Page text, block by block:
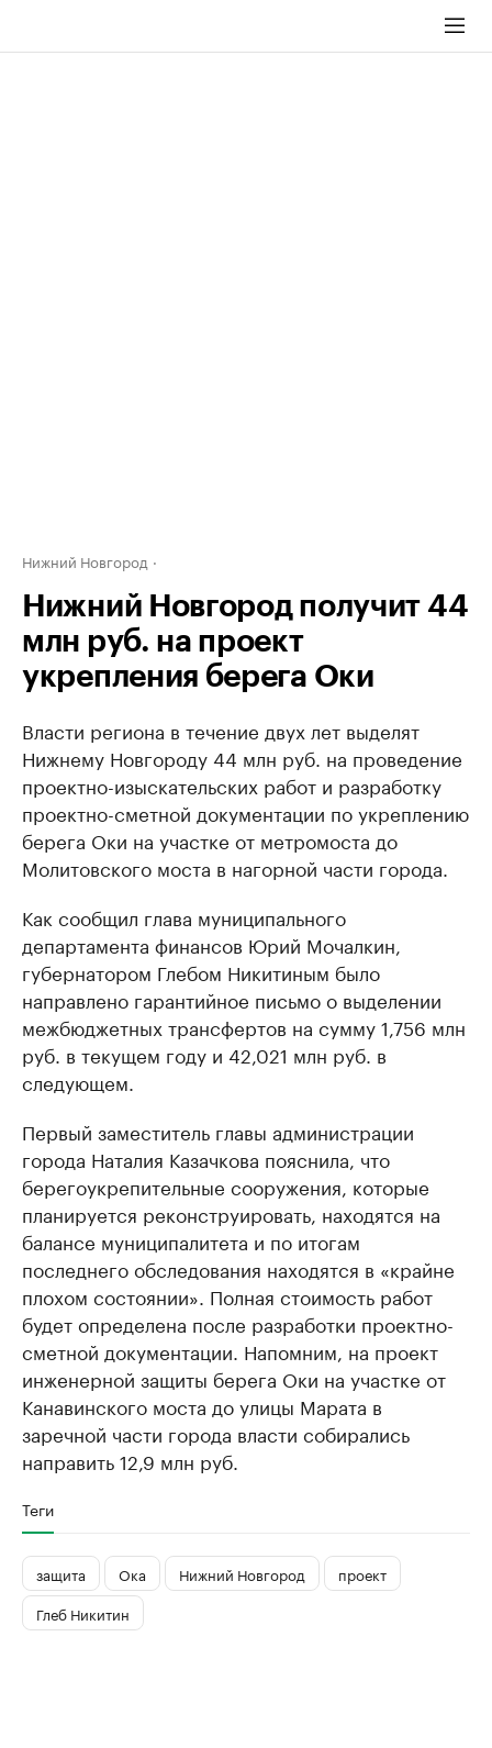
Нижний Новгород
Нижний Новгород получит 44
млн руб. на проект
укрепления берега Оки
Власти региона в течение двух лет выделят
Нижнему Новгороду 44 млн руб. на проведение
проектно-изыскательских работ и разработку
проектно-сметной документации по укреплению
берега Оки на участке от метромоста до
Молитовского моста в нагорной части города.
Как сообщил глава муниципального
департамента финансов Юрий Мочалкин,
губернатором Глебом Никитиным было
направлено гарантийное письмо о выделении
межбюджетных трансфертов на сумму 1,756 млн
руб. в текущем году и 42,021 млн руб. в
следующем.
Первый заместитель главы администрации
города Наталия Казачкова пояснила, что
берегоукрепительные сооружения, которые
планируется реконструировать, находятся на
балансе муниципалитета и по итогам
последнего обследования находятся в «крайне
плохом состоянии». Полная стоимость работ
будет определена после разработки проектно-
сметной документации. Напомним, на проект
инженерной защиты берега Оки на участке от
Канавинского моста до улицы Марата в
заречной части города власти собирались
направить 12,9 млн руб.
Теги
защита Ока Нижний Новгород
проект
Глеб Никитин